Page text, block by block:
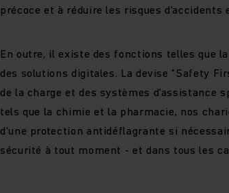
précoce et à réduire les risques d'accidents
En outre, il existe des fonctions telles que
des solutions digitales. La devise "Safety
de la charge et des systèmes d'assistance
tels que la chimie et la pharmacie, nos
d'une protection antidéflagrante si
sécurité à tout moment - et dans tous les